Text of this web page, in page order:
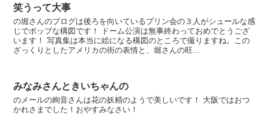
笑うって大事
の堀さんのブログは後ろを向いているプリン会の３人がシュールな感
じでポップな構図です！ ドーム公演は無事終わっておめでとうござ
います！ 写真集は本当に絵になる構図のところで撮りますね。この
ざっくりとしたアメリカの街の表情と、堀さんの旺...
みなみさんときいちゃんの
のメールの絢音さんは花の妖精のようで美しいです！ 大阪ではおつ
かれさまでした！おやすみなさい！